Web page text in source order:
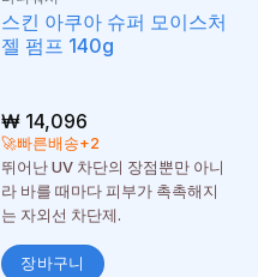
스킨 아쿠아 슈퍼 모이스처
젤 펌프 140g
₩14,096
🚀빠른배송+2
뛰어난 UV 차단의 장점뿐만 아니
라 바를 때마다 피부가 촉촉해지
는 자외선 차단제.
장바구니